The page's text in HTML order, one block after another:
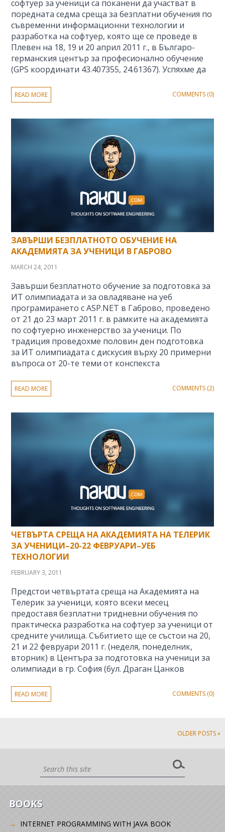
софтуер за ученици са поканени да участват в
поредната седма среща за безплатни обучения по
съвременни информационни технологии и
разработка на софтуер, която ще се проведе в
Плевен на 18, 19 и 20 април 2011 г., в Българо-
германския център за професионално обучение
(GPS координати 43.407355, 24.61367). Успяхме да
READ MORE COMMENTS (0)
ЗАВЪРШИ БЕЗПЛАТНОТО ОБУЧЕНИЕ НА
АКАДЕМИЯТА ЗА УЧЕНИЦИ В ГАБРОВО
MARCH 24, 2011
Завърши безплатното обучение за подготовка за
ИТ олимпиадата и за овладяване на уеб
програмирането с ASP.NET в Габрово, проведено
от 21 до 23 март 2011 г. в рамките на академията
по софтуерно инженерство за ученици. По
традиция проведохме половин ден подготовка
за ИТ олимпиадата с дискусия върху 20 примерни
въпроса от 20-те теми от конспекста
READ MORE COMMENTS (2)
ЧЕТВЪРТА СРЕЩА НА АКАДЕМИЯТА НА ТЕЛЕРИК
ЗА УЧЕНИЦИ–20-22 ФЕВРУАРИ–УЕБ
ТЕХНОЛОГИИ
FEBRUARY 3, 2011
Предстои четвъртата среща на Академията на
Телерик за ученици, която всеки месец
предоставя безплатни тридневни обучения по
практическа разработка на софтуер за ученици от
средните училища. Събитието ще се състои на 20,
21 и 22 февруари 2011 г. (неделя, понеделник,
вторник) в Центъра за подготовка на ученици за
олимпиади в гр. София (бул. Драган Цанков
READ MORE COMMENTS (0)
OLDER POSTS »
BOOKS
INTERNET PROGRAMMING WITH JAVA BOOK